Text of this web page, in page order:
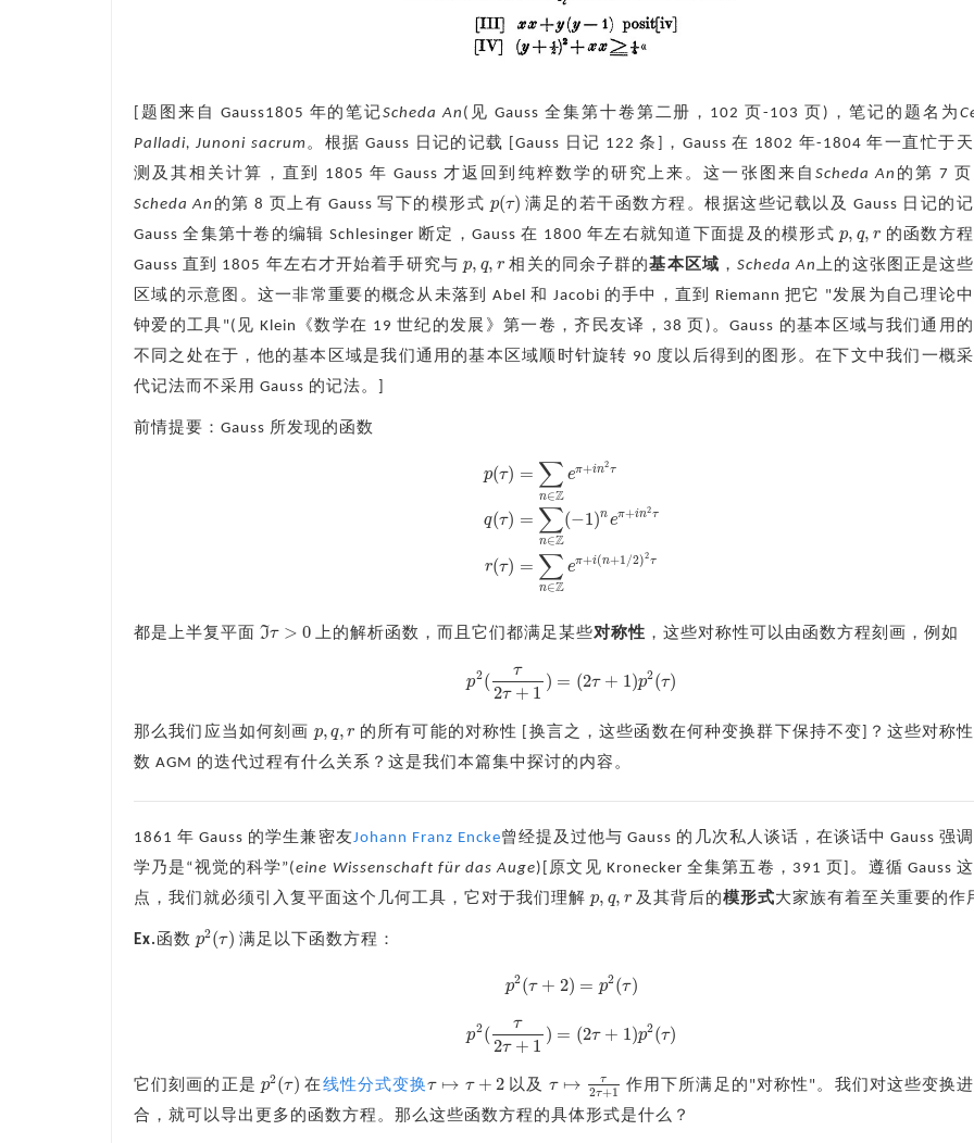
[题图来自 Gauss1805 年的笔记Scheda An (见 Gauss 全集第十卷第二册，102 页-103 页)，笔记的题名为
Palladi, Junoni sacrum 。根据 Gauss 日记的记载 [Gauss 日记 122 条]，Gauss 在 1802 年-1804 年一直忙于
测及其相关计算，直到 1805 年 Gauss 才返回到纯粹数学的研究上来。这一张图来自 Scheda An 的第 7
Scheda An 的第 8 页上有 Gauss 写下的模形式 p(τ)
p(τ) 满足的若干函数方程。根据这些记载以及 Gauss 日记的记
Gauss 全集第十卷的编辑 Schlesinger 断定，Gauss 在 1800 年左右就知道下面提及的模形式p, q, r
p, q,r
的函数方
Gauss 直到 1805 年左右才开始着手研究与p, q, r
p, q,r 相关的同余子群的基本区域 ，Scheda An上的这张图正是这
区域的示意图。这一非常重要的概念从未落到 Abel 和 Jacobi 的手中，直到 Riemann 把它 "发展为自己理论中
钟爱的工具"(见 Klein《数学在 19 世纪的发展》第一卷，齐民友译，38 页)。Gauss 的基本区域与我们通用
不同之处在于，他的基本区域是我们通用的基本区域顺时针旋转 90 度以后得到的图形。在下文中我们一概
代记法而不采用 Gauss 的记法。]
前情提要：Gauss 所发现的函数
p(τ)
q(τ)
r(τ)
= ∑
n∈Z
eπ+in2τ
= ∑
n∈Z
(−1)neπ+in2τ
= ∑
n∈Z
eπ+i(n+1/2)2
τ
(τ)=∑ n∈ Z(− )neπ+ n
都是上半复平面 Iτ > 0
ℑ τ 0 上的解析函数，而且它们都满足某些对称性 ，这些对称性可以由函数方程刻画，例如
p2(
τ
2τ + 1
) = (2τ + 1)p2(τ)
p2(τ2τ+1 )= 2τ+1)p 2(τ)
那么我们应当如何刻画 p, q, r
p,q,r
的所有可能的对称性 [换言之，这些函数在何种变换群下保持不变]？这些对称性
数 AGM 的迭代过程有什么关系？这是我们本篇集中探讨的内容。
1861 年 Gauss 的学生兼密友Johann Franz Encke曾经提及过他与 Gauss 的几次私人谈话，在谈话中 Gauss 强
学乃是“视觉的科学”(eine Wissenschaft für das Auge)[原文见 Kronecker 全集第五卷，391 页]。遵循 Gauss
点，我们就必须引入复平面这个几何工具，它对于我们理解 p, q, r
p, q,r 及其背后的模形式大家族有着至关重要的作
Ex. 函数 p2(τ)
p2 (τ) 满足以下函数方程：
p2(τ + 2) = p2(τ)
p2 (τ+2) =p2(τ )
p2(
τ
2τ + 1
) = (2τ + 1)p2(τ)
p2(τ2τ+1 )= 2τ+1)p 2(τ)
它们刻画的正是 p2(τ)
p2(τ) 在 线性分式变换τ ↦ τ + 2
τ ↦τ+ 2 以及 τ ↦ τ
2τ+1
τ ↦τ2 τ+1
作用下所满足的"对称性"。我们对这些变换进
合，就可以导出更多的函数方程。那么这些函数方程的具体形式是什么？